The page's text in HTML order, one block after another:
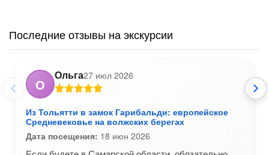
Последние отзывы на экскурсии
О
Ольга27 июл 2026
Из Тольятти в замок Гарибальди: европейское
Средневековье на волжских берегах
Дата посещения: 18 июн 2026